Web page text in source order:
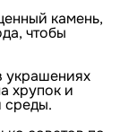
камень,
чтобы
украшениях
хрупок и